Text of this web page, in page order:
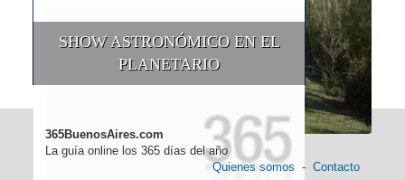
SHOW ASTRONÓMICO EN EL
PLANETARIO
365BuenosAires.com
La guía online los 365 días del año
Quienes somos - Contacto